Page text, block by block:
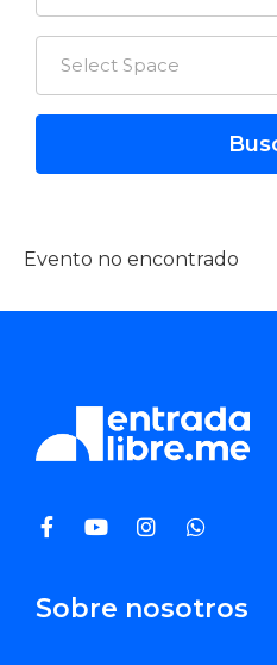
Select Space
Evento no encontrado
Sobre nosotros